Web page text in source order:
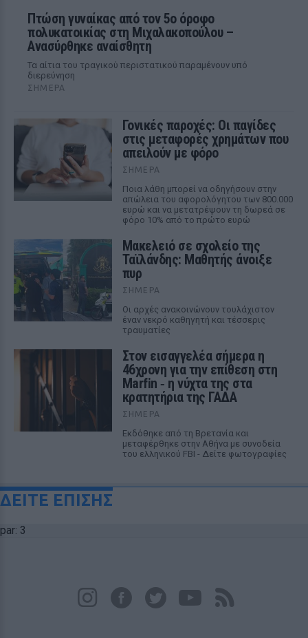
Πτώση γυναίκας από τον 5ο όροφο
πολυκατοικίας στη Μιχαλακοπούλου –
Ανασύρθηκε αναίσθητη
Τα αίτια του τραγικού περιστατικού παραμένουν υπό
διερεύνηση
ΣΉΜΕΡΑ
Γονικές παροχές: Οι παγίδες
στις μεταφορές χρημάτων που
απειλούν με φόρο
ΣΉΜΕΡΑ
Ποια λάθη μπορεί να οδηγήσουν στην
απώλεια του αφορολόγητου των 800.000
ευρώ και να μετατρέψουν τη δωρεά σε
φόρο 10% από το πρώτο ευρώ
Μακελειό σε σχολείο της
Ταϊλάνδης: Μαθητής άνοιξε
πυρ
ΣΉΜΕΡΑ
Οι αρχές ανακοινώνουν τουλάχιστον
έναν νεκρό καθηγητή και τέσσερις
τραυματίες
Στον εισαγγελέα σήμερα η
46χρονη για την επίθεση στη
Marfin ‑ η νύχτα της στα
κρατητήρια της ΓΑΔΑ
ΣΉΜΕΡΑ
Εκδόθηκε από τη Βρετανία και
μεταφέρθηκε στην Αθήνα με συνοδεία
του ελληνικού FBI - Δείτε φωτογραφίες
ΔΕΙΤΕ ΕΠΙΣΗΣ
par: 3